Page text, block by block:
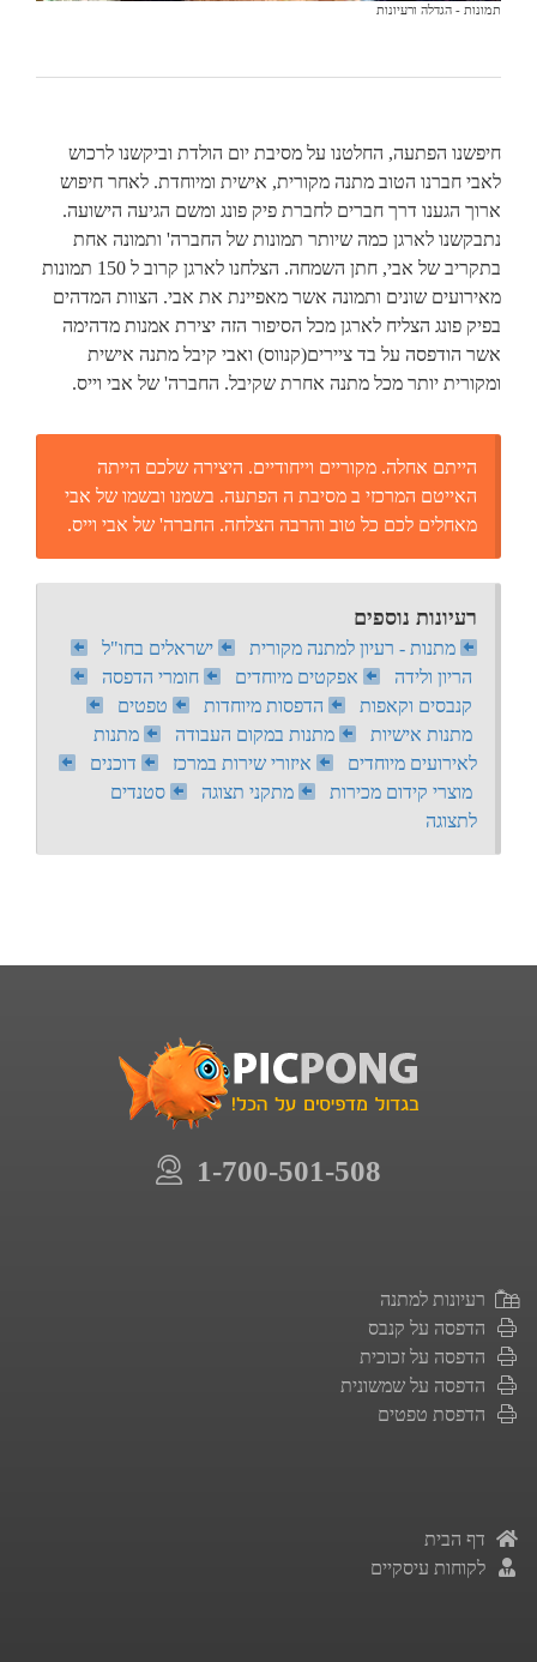
תמונות - הגדלה ורעיונות
חיפשנו הפתעה, החלטנו על מסיבת יום הולדת וביקשנו לרכוש
לאבי חברנו הטוב מתנה מקורית, אישית ומיוחדת. לאחר חיפוש
ארוך הגענו דרך חברים לחברת פיק פונג ומשם הגיעה הישועה.
נתבקשנו לארגן כמה שיותר תמונות של החברה' ותמונה אחת
בתקריב של אבי, חתן השמחה. הצלחנו לארגן קרוב ל 150 תמונות
מאירועים שונים ותמונה אשר מאפיינת את אבי. הצוות המדהים
בפיק פונג הצליח לארגן מכל הסיפור הזה יצירת אמנות מדהימה
אשר הודפסה על בד ציירים(קנווס) ואבי קיבל מתנה אישית
ומקורית יותר מכל מתנה אחרת שקיבל. החברה' של אבי וייס.
הייתם אחלה. מקוריים וייחודיים. היצירה שלכם הייתה
האייטם המרכזי ב מסיבת ה הפתעה. בשמנו ובשמו של אבי
מאחלים לכם כל טוב והרבה הצלחה. החברה' של אבי וייס.
רעיונות נוספים
מתנות - רעיון למתנה מקורית
ישראלים בחו"ל
הריון ולידה
אפקטים מיוחדים
חומרי הדפסה
קנבסים וקאפות
הדפסות מיוחדות
טפטים
מתנות אישיות
מתנות במקום העבודה
מתנות
לאירועים מיוחדים
איזורי שירות במרכז
דוכנים
מוצרי קידום מכירות
מתקני תצוגה
סטנדים
לתצוגה
1-700-501-508
רעיונות למתנה
הדפסה על קנבס
הדפסה על זכוכית
הדפסה על שמשונית
הדפסת טפטים
דף הבית
לקוחות עיסקיים